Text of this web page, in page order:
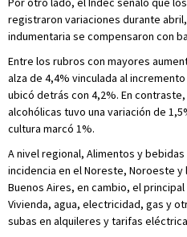
registraron variaciones durante
indumentaria se compensaron con
Entre los rubros con mayores
alza de 4,4% vinculada al
ubicó detrás con 4,2%. En
alcohólicas tuvo una variación de
cultura marcó 1%.
A nivel regional, Alimentos y
incidencia en el Noreste, Noroeste y
Buenos Aires, en cambio, el
Vivienda, agua, electricidad, gas y
subas en alquileres y tarifas